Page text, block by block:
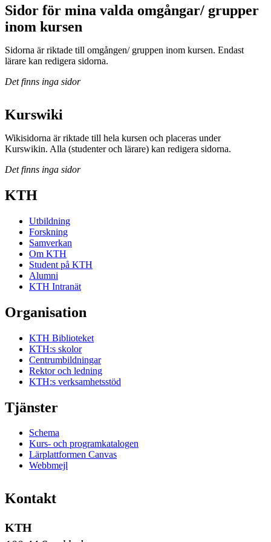
Sidor för mina valda omgångar/ grupper
inom kursen
Sidorna är riktade till omgången/ gruppen inom kursen. Endast
lärare kan redigera sidorna.
Det finns inga sidor
Kurswiki
Wikisidorna är riktade till hela kursen och placeras under
Kurswikin. Alla (studenter och lärare) kan redigera sidorna.
Det finns inga sidor
KTH
Utbildning
Forskning
Samverkan
Om KTH
Student på KTH
Alumni
KTH Intranät
Organisation
KTH Biblioteket
KTH:s skolor
Centrumbildningar
Rektor och ledning
KTH:s verksamhetsstöd
Tjänster
Schema
Kurs- och programkatalogen
Lärplattformen Canvas
Webbmejl
Kontakt
KTH